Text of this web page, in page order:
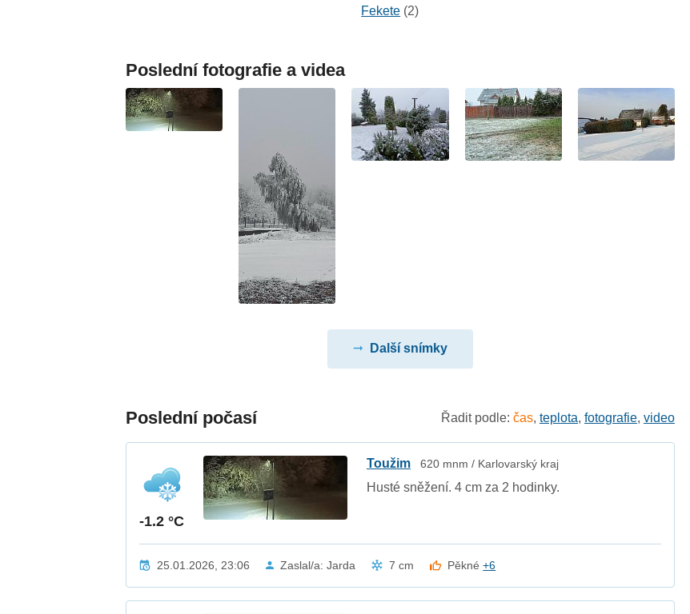
Fekete (2)
Poslední fotografie a videa
Další snímky
Poslední počasí Řadit podle: čas, teplota, fotografie, video
-1.2 °C
Toužim 620 mnm / Karlovarský kraj
Husté sněžení. 4 cm za 2 hodinky.
25.01.2026, 23:06 Zaslal/a: Jarda 7 cm Pěkné+6